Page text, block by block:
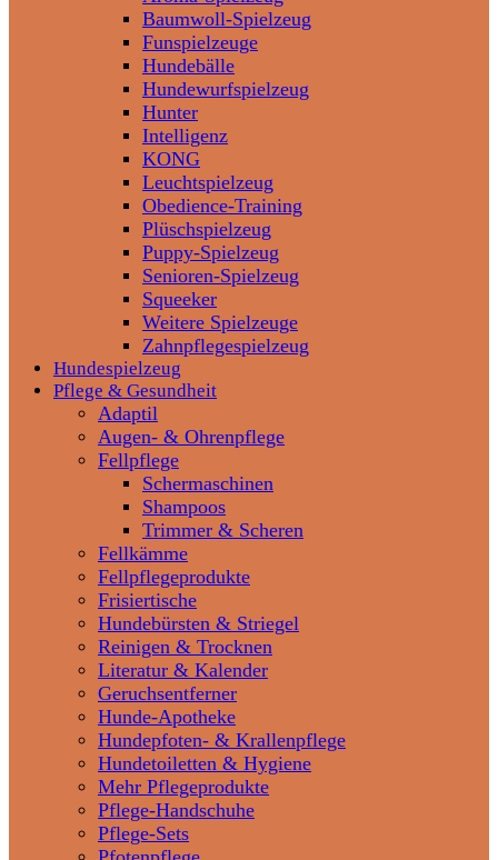
Baumwoll-Spielzeug
Funspielzeuge
Hundebälle
Hundewurfspielzeug
Hunter
Intelligenz
KONG
Leuchtspielzeug
Obedience-Training
Plüschspielzeug
Puppy-Spielzeug
Senioren-Spielzeug
Squeeker
Weitere Spielzeuge
Zahnpflegespielzeug
Hundespielzeug
Pflege & Gesundheit
Adaptil
Augen- & Ohrenpflege
Fellpflege
Schermaschinen
Shampoos
Trimmer & Scheren
Fellkämme
Fellpflegeprodukte
Frisiertische
Hundebürsten & Striegel
Reinigen & Trocknen
Literatur & Kalender
Geruchsentferner
Hunde-Apotheke
Hundepfoten- & Krallenpflege
Hundetoiletten & Hygiene
Mehr Pflegeprodukte
Pflege-Handschuhe
Pflege-Sets